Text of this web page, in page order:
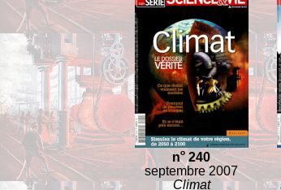
no 240
septembre 2007
Climat